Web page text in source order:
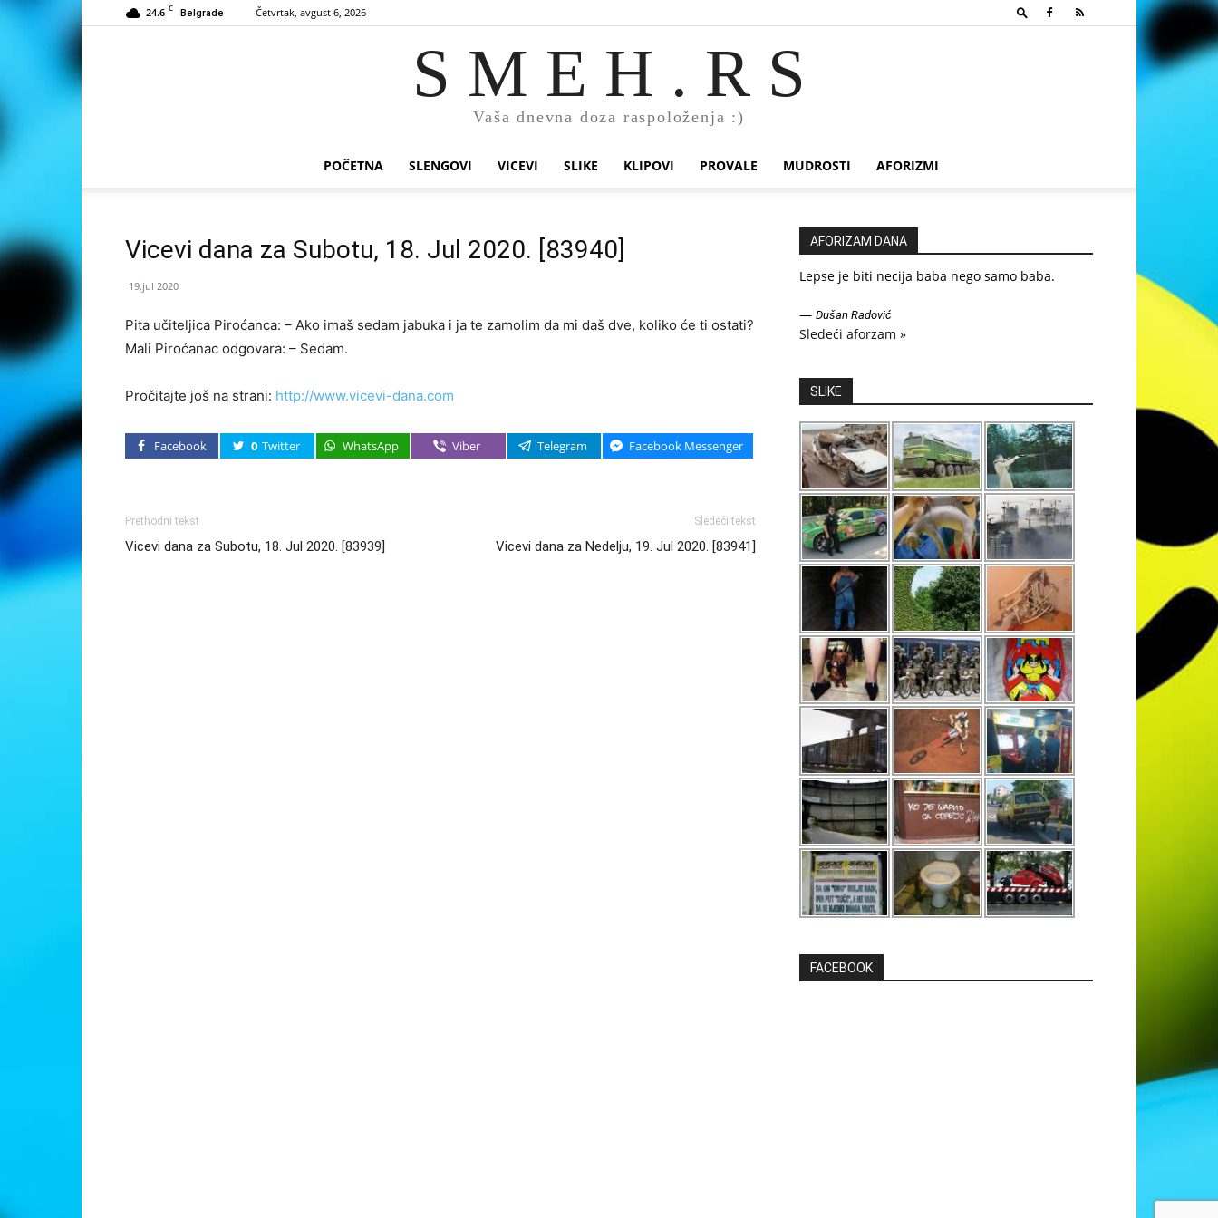
24.6 C Belgrade Četvrtak, avgust 6, 2026
S M E H . R S
Vaša dnevna doza raspoloženja :)
POČETNA SLENGOVI VICEVI SLIKE KLIPOVI PROVALE MUDROSTI AFORIZMI
Vicevi dana za Subotu, 18. Jul 2020. [83940]
19.jul 2020
Pita učiteljica Piroćanca: – Ako imaš sedam jabuka i ja te zamolim da mi daš dve, koliko će ti ostati?
Mali Piroćanac odgovara: – Sedam.
Pročitajte još na strani: http://www.vicevi-dana.com
Facebook 0 Twitter WhatsApp Viber Telegram Facebook Messenger
Prethodni tekst
Vicevi dana za Subotu, 18. Jul 2020. [83939]
Sledeći tekst
Vicevi dana za Nedelju, 19. Jul 2020. [83941]
AFORIZAM DANA
Lepse je biti necija baba nego samo baba.
— Dušan Radović
Sledeći aforzam »
SLIKE
FACEBOOK